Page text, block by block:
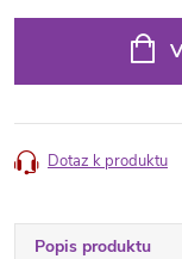
Dotaz k produktu
Popis produktu